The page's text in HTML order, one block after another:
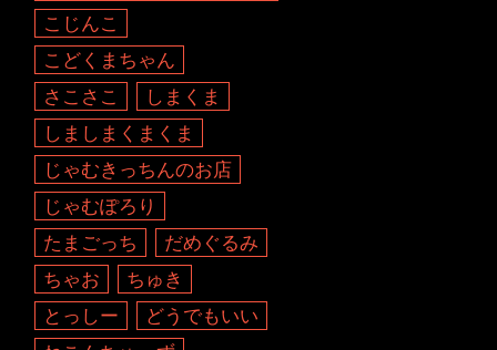
こじんこ
こどくまちゃん
さこさこ
しまくま
しましまくまくま
じゃむきっちんのお店
じゃむぽろり
たまごっち
だめぐるみ
ちゃお
ちゅき
とっしー
どうでもいい